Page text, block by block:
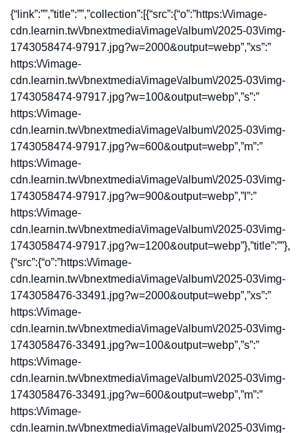
{“link”:””,”title”:””,”collection”:[{“src”:{“o”:”https:\/\/image-
cdn.learnin.tw\/bnextmedia\/image\/album\/2025-03\/img-
1743058474-97917.jpg?w=2000&output=webp”,”xs”:”
https:\/\/image-
cdn.learnin.tw\/bnextmedia\/image\/album\/2025-03\/img-
1743058474-97917.jpg?w=100&output=webp”,”s”:”
https:\/\/image-
cdn.learnin.tw\/bnextmedia\/image\/album\/2025-03\/img-
1743058474-97917.jpg?w=600&output=webp”,”m”:”
https:\/\/image-
cdn.learnin.tw\/bnextmedia\/image\/album\/2025-03\/img-
1743058474-97917.jpg?w=900&output=webp”,”l”:”
https:\/\/image-
cdn.learnin.tw\/bnextmedia\/image\/album\/2025-03\/img-
1743058474-97917.jpg?w=1200&output=webp”},”title”:””},
{“src”:{“o”:”https:\/\/image-
cdn.learnin.tw\/bnextmedia\/image\/album\/2025-03\/img-
1743058476-33491.jpg?w=2000&output=webp”,”xs”:”
https:\/\/image-
cdn.learnin.tw\/bnextmedia\/image\/album\/2025-03\/img-
1743058476-33491.jpg?w=100&output=webp”,”s”:”
https:\/\/image-
cdn.learnin.tw\/bnextmedia\/image\/album\/2025-03\/img-
1743058476-33491.jpg?w=600&output=webp”,”m”:”
https:\/\/image-
cdn.learnin.tw\/bnextmedia\/image\/album\/2025-03\/img-